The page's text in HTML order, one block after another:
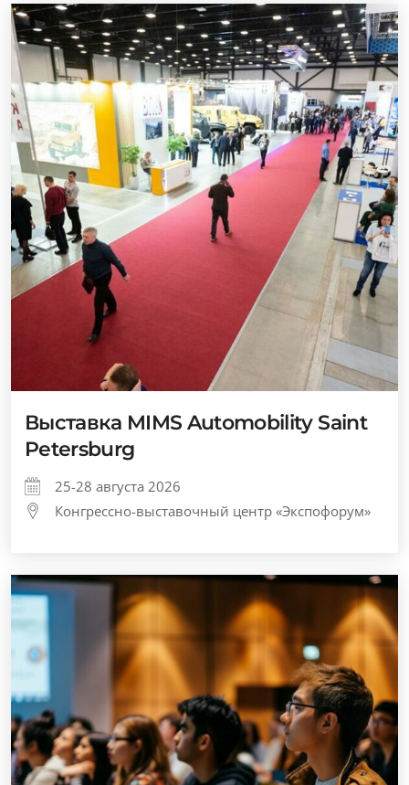
Выставка MIMS Automobility Saint
Petersburg
25-28 августа 2026
Конгрессно-выставочный центр «Экспофорум»